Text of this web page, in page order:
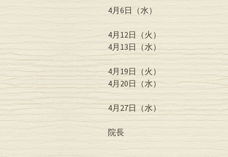
4月6日（水）
4月12日（火）
4月13日（水）
4月19日（火）
4月20日（水）
4月27日（水）
院長